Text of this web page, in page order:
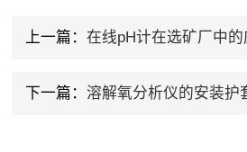
上一篇： 在线pH计在选矿厂中的
下一篇： 溶解氧分析仪的安装护